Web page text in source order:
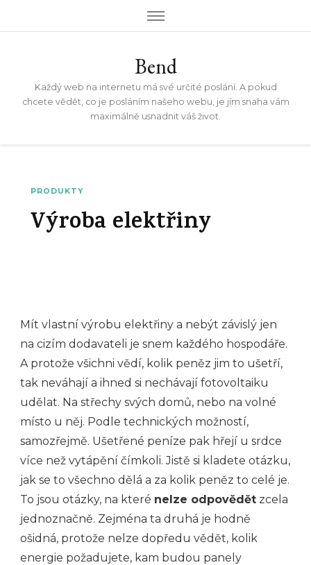
Bend
Každý web na internetu má své určité poslání. A pokud
chcete vědět, co je posláním našeho webu, je jím snaha vám
maximálně usnadnit váš život.
PRODUKTY
Výroba elektřiny
Mít vlastní výrobu elektřiny a nebýt závislý jen
na cizím dodavateli je snem každého hospodáře.
A protože všichni vědí, kolik peněz jim to ušetří,
tak neváhají a ihned si nechávají fotovoltaiku
udělat. Na střechy svých domů, nebo na volné
místo u něj. Podle technických možností,
samozřejmě. Ušetřené peníze pak hřejí u srdce
více než vytápění čímkoli. Jistě si kladete otázku,
jak se to všechno dělá a za kolik peněz to celé je.
To jsou otázky, na které nelze odpovědět zcela
jednoznačně. Zejména ta druhá je hodně
ošidná, protože nelze dopředu vědět, kolik
energie požadujete, kam budou panely